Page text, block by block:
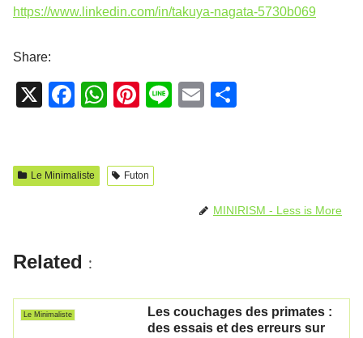
https://www.linkedin.com/in/takuya-nagata-5730b069
Share:
X
F
e
o
k
W
s
Pi
e
Li
E
er
Le Minimaliste Futon
MINIRISM - Less is More
Related :
Le Minimaliste
Les couchages des primates :
des essais et des erreurs sur